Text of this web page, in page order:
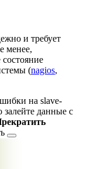
и требует
менее,
(nagios,
на slave-
залейте данные с